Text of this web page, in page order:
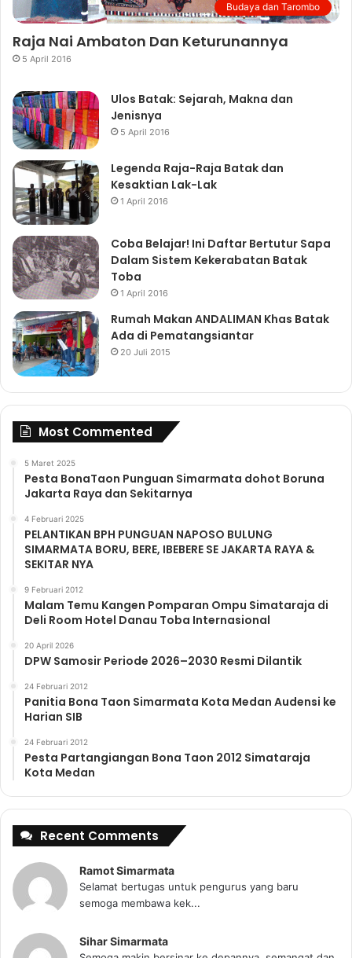
Budaya dan Tarombo
Raja Nai Ambaton Dan Keturunannya
5 April 2016
Ulos Batak: Sejarah, Makna dan
Jenisnya
5 April 2016
Legenda Raja-Raja Batak dan
Kesaktian Lak-Lak
1 April 2016
Coba Belajar! Ini Daftar Bertutur Sapa
Dalam Sistem Kekerabatan Batak
Toba
1 April 2016
Rumah Makan ANDALIMAN Khas Batak
Ada di Pematangsiantar
20 Juli 2015
Most Commented
5 Maret 2025
Pesta BonaTaon Punguan Simarmata dohot Boruna
Jakarta Raya dan Sekitarnya
4 Februari 2025
PELANTIKAN BPH PUNGUAN NAPOSO BULUNG
SIMARMATA BORU, BERE, IBEBERE SE JAKARTA RAYA &
SEKITAR NYA
9 Februari 2012
Malam Temu Kangen Pomparan Ompu Simataraja di
Deli Room Hotel Danau Toba Internasional
20 April 2026
DPW Samosir Periode 2026–2030 Resmi Dilantik
24 Februari 2012
Panitia Bona Taon Simarmata Kota Medan Audensi ke
Harian SIB
24 Februari 2012
Pesta Partangiangan Bona Taon 2012 Simataraja
Kota Medan
Recent Comments
Ramot Simarmata
Selamat bertugas untuk pengurus yang baru
semoga membawa kek...
Sihar Simarmata